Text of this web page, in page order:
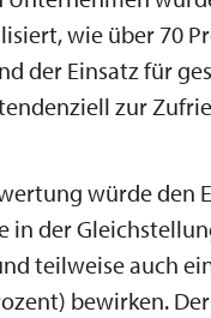
wie über 70
der Einsatz für
zur
würde den
in der
teilweise auch
bewirken.